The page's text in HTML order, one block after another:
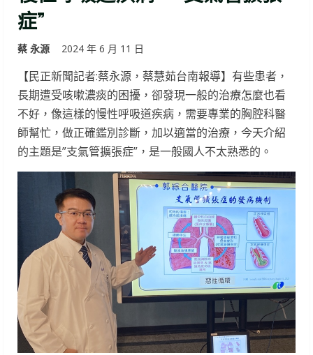
症”
蔡 永源 2024 年 6 月 11 日
【民正新聞記者:蔡永源，蔡慧茹台南報導】有些患者，
長期遭受咳嗽濃痰的困擾，卻發現一般的治療怎麼也看
不好，像這樣的慢性呼吸道疾病，需要專業的胸腔科醫
師幫忙，做正確鑑別診斷，加以適當的治療，今天介紹
的主題是”支氣管擴張症”，是一般國人不太熟悉的。